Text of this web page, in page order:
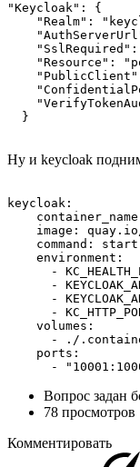
"Keycloak": {
"Realm":
"SslRequired":
"Resource":
  }
Ну и keycloak
keycloak:
image:
command:
    environment:
-
-
-
-
    volumes:
- ./
    ports:
-
Вопрос задан
78 просмотров
Комментировать